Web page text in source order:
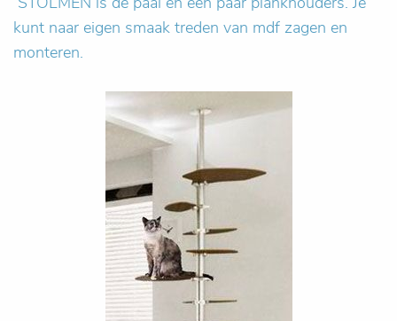
kunt naar eigen smaak treden van mdf zagen en
monteren.